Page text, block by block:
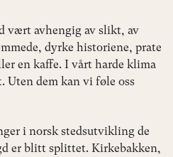
vært avhengig av slikt, av
dyrke historiene, prate
en kaffe. I vårt harde klima
Uten dem kan vi føle oss
i norsk stedsutvikling de
er blitt splittet. Kirkebakken,